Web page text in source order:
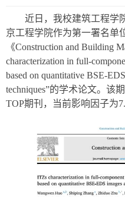
近日，我校建筑工程学
京工程学院作为第一署名单
《Construction and Building
characterization in full-
based on quantitative BSE-
techniques”的学术论文。该
TOP期刊，当前影响因子为